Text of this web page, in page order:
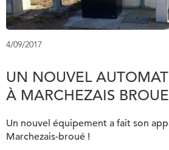
4/09/2017
UN NOUVEL
À MARCHEZAIS
Un nouvel équipement a fait son
Marchezais-broué !